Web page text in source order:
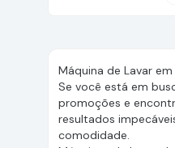
Máquina de Lavar
Se você está em
promoções e
resultados
comodidade.